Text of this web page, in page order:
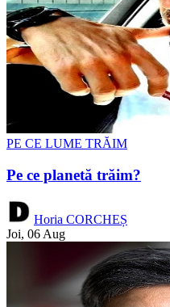
PE CE LUME TRĂIM
Pe ce planetă trăim?
Horia CORCHEȘ
Joi, 06 Aug